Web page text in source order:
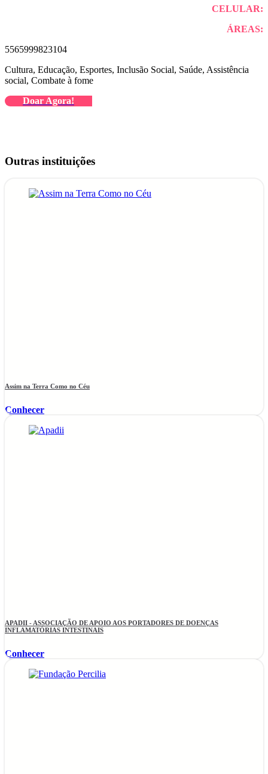
CELULAR:
ÁREAS:
5565999823104
Cultura, Educação, Esportes, Inclusão Social, Saúde, Assistência
social, Combate à fome
Doar Agora!
Outras instituições
Assim na Terra Como no Céu
Conhecer
APADII - ASSOCIAÇÃO DE APOIO AOS PORTADORES DE DOENÇAS
INFLAMATÓRIAS INTESTINAIS
Conhecer